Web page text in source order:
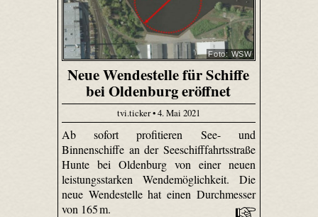
Foto: WSW
Neue Wendestelle für Schiffe
bei Oldenburg eröffnet
tvi.ticker • 4. Mai 2021
Ab sofort profitieren See- und
Binnenschiffe an der Seeschifffahrtsstraße
Hunte bei Oldenburg von einer neuen
leistungsstarken Wendemöglichkeit. Die
neue Wendestelle hat einen Durchmesser
von 165 m.